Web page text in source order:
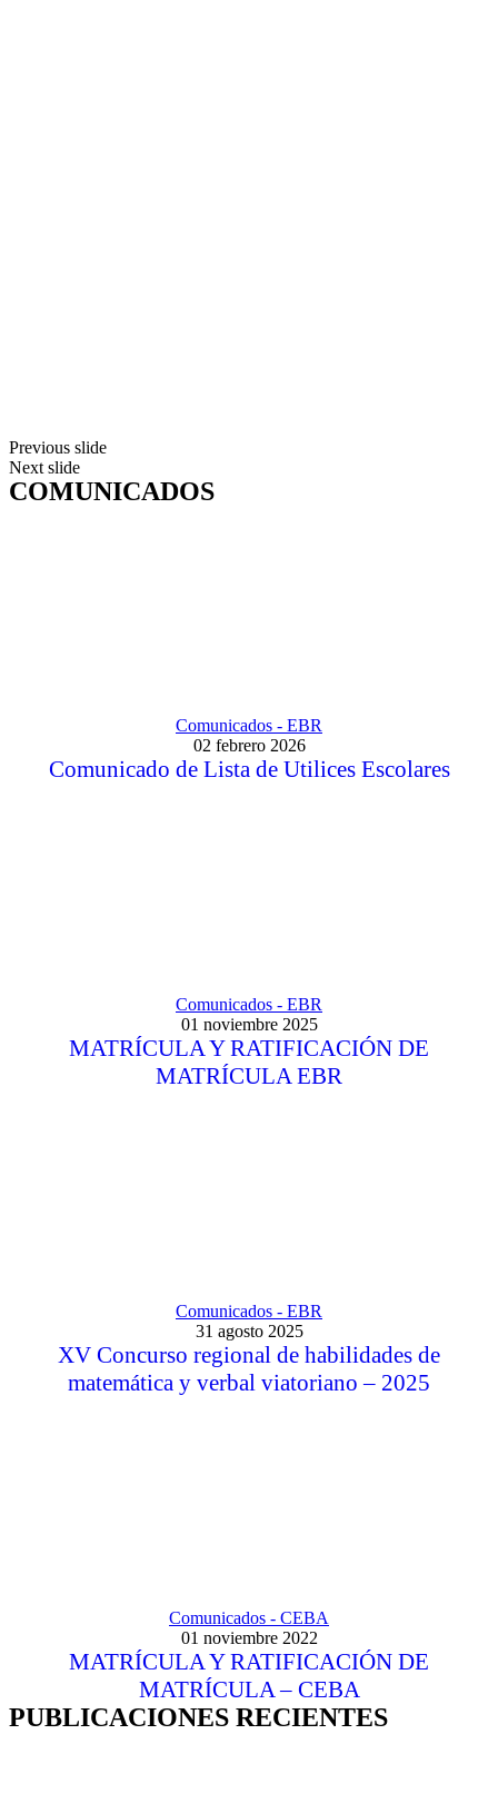
Previous slide
Next slide
COMUNICADOS
Comunicados - EBR
02 febrero 2026
Comunicado de Lista de Utilices Escolares
Comunicados - EBR
01 noviembre 2025
MATRÍCULA Y RATIFICACIÓN DE
MATRÍCULA EBR
Comunicados - EBR
31 agosto 2025
XV Concurso regional de habilidades de
matemática y verbal viatoriano – 2025
Comunicados - CEBA
01 noviembre 2022
MATRÍCULA Y RATIFICACIÓN DE
MATRÍCULA – CEBA
PUBLICACIONES RECIENTES